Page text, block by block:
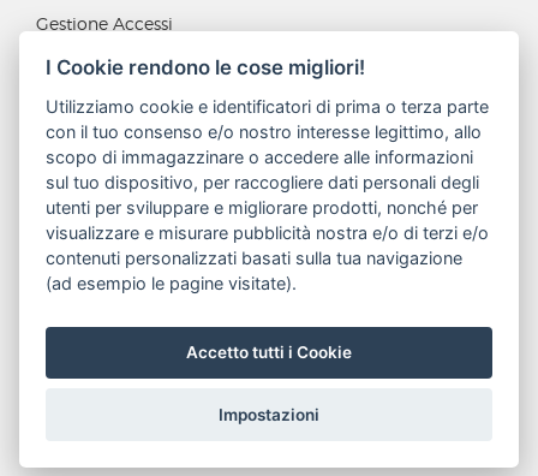
Gestione Accessi
Sicurezza
Abbonamenti Internet
Wifi e Rete dati
Automazioni Somfy
Digitale TV e Sat
Tivùsat
I Cookie rendono le cose migliori!
Utilizziamo cookie e identificatori di prima o terza parte
con il tuo consenso e/o nostro interesse legittimo, allo
scopo di immagazzinare o accedere alle informazioni
sul tuo dispositivo, per raccogliere dati personali degli
utenti per sviluppare e migliorare prodotti, nonché per
visualizzare e misurare pubblicità nostra e/o di terzi e/o
contenuti personalizzati basati sulla tua navigazione
(ad esempio le pagine visitate).
Accetto tutti i Cookie
Impostazioni